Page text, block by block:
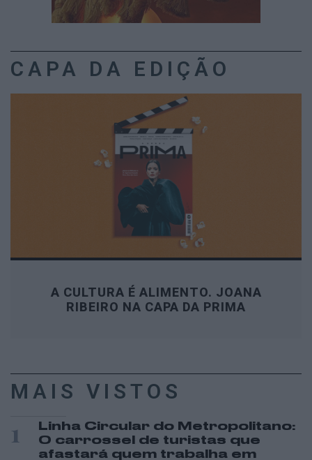
CAPA DA EDIÇÃO
A CULTURA É ALIMENTO. JOANA
RIBEIRO NA CAPA DA PRIMA
MAIS VISTOS
1
Linha Circular do Metropolitano:
O carrossel de turistas que
afastará quem trabalha em